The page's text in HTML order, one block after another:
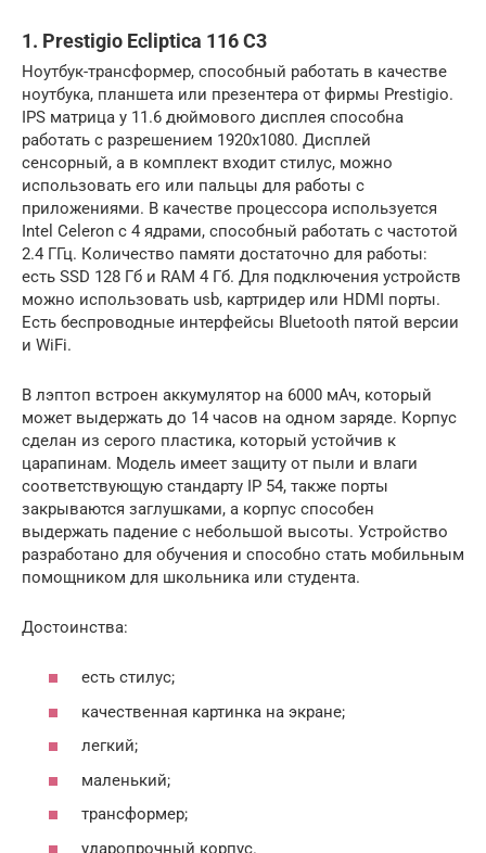
1. Prestigio Ecliptica 116 C3
Ноутбук-трансформер, способный работать в качестве
ноутбука, планшета или презентера от фирмы Prestigio.
IPS матрица у 11.6 дюймового дисплея способна
работать с разрешением 1920х1080. Дисплей
сенсорный, а в комплект входит стилус, можно
использовать его или пальцы для работы с
приложениями. В качестве процессора используется
Intel Celeron с 4 ядрами, способный работать с частотой
2.4 ГГц. Количество памяти достаточно для работы:
есть SSD 128 Гб и RAM 4 Гб. Для подключения устройств
можно использовать usb, картридер или HDMI порты.
Есть беспроводные интерфейсы Bluetooth пятой версии
и WiFi.
В лэптоп встроен аккумулятор на 6000 мАч, который
может выдержать до 14 часов на одном заряде. Корпус
сделан из серого пластика, который устойчив к
царапинам. Модель имеет защиту от пыли и влаги
соответствующую стандарту IP 54, также порты
закрываются заглушками, а корпус способен
выдержать падение с небольшой высоты. Устройство
разработано для обучения и способно стать мобильным
помощником для школьника или студента.
Достоинства:
есть стилус;
качественная картинка на экране;
легкий;
маленький;
трансформер;
ударопрочный корпус.